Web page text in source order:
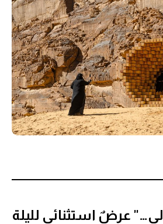
عرضٌ استثنائي لليلة